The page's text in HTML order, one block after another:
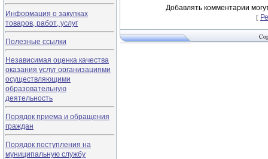
Информация о закупках
товаров, работ, услуг
Полезные ссылки
Независимая оценка качества
оказания услуг организациями
осуществляющими
образовательную
деятельность
Порядок приема и обращения
граждан
Порядок поступления на
муниципальную службу
Добавлять комментарии
[